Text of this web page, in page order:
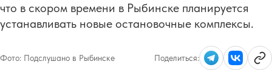
что в скором времени в Рыбинске планируется
устанавливать новые остановочные комплексы.
Фото: Подслушано в Рыбинске Поделиться: